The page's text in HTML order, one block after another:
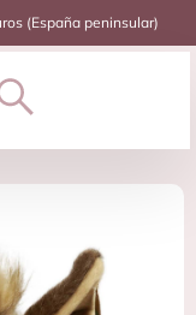
(España peninsular)